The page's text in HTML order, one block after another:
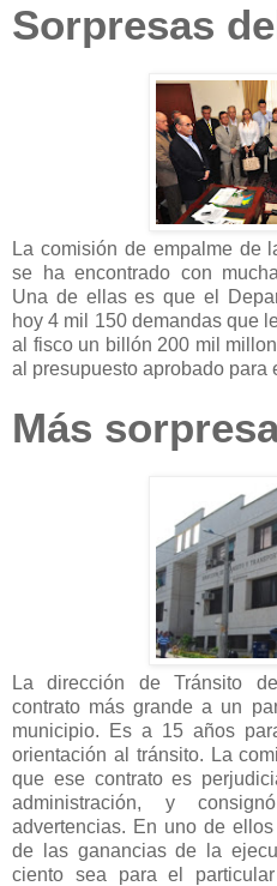
Sorpresas
La comisión de empalme de
se ha encontrado con
Una de ellas es que el
hoy 4 mil 150 demandas que
al fisco un billón 200 mil
al presupuesto aprobado para
Más
La dirección de Tránsito
contrato más grande a un
municipio. Es a 15 años
orientación al tránsito. La
que ese contrato es
administración, y
advertencias. En uno de
de las ganancias de la
ciento sea para el